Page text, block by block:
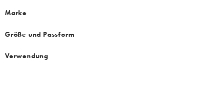
Marke
Größe und Passform
Verwendung